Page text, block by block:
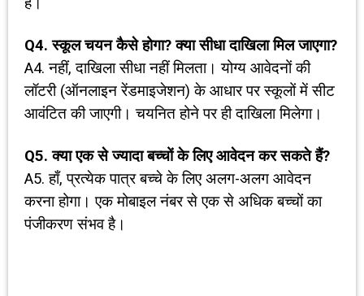
Q4.स्कूल चयन कैसे होगा?क्या सीधा दाखिला मिल जाएगा?
A4. नहीं, दाखिला सीधा नहीं मिलता। योग्य आवेदनों की
लॉटरी (ऑनलाइन रेंडमाइजेशन) के आधार पर स्कूलों में सीट
आवंटित की जाएगी। चयनित होने पर ही दाखिला मिलेगा।
Q5. क्या एक से ज्यादा बच्चों के लिए आवेदन कर सकते हैं?
A5. हाँ, प्रत्येक पात्र बच्चे के लिए अलग-अलग आवेदन
करना होगा। एक मोबाइल नंबर से एक से अधिक बच्चों का
पंजीकरण संभव है।